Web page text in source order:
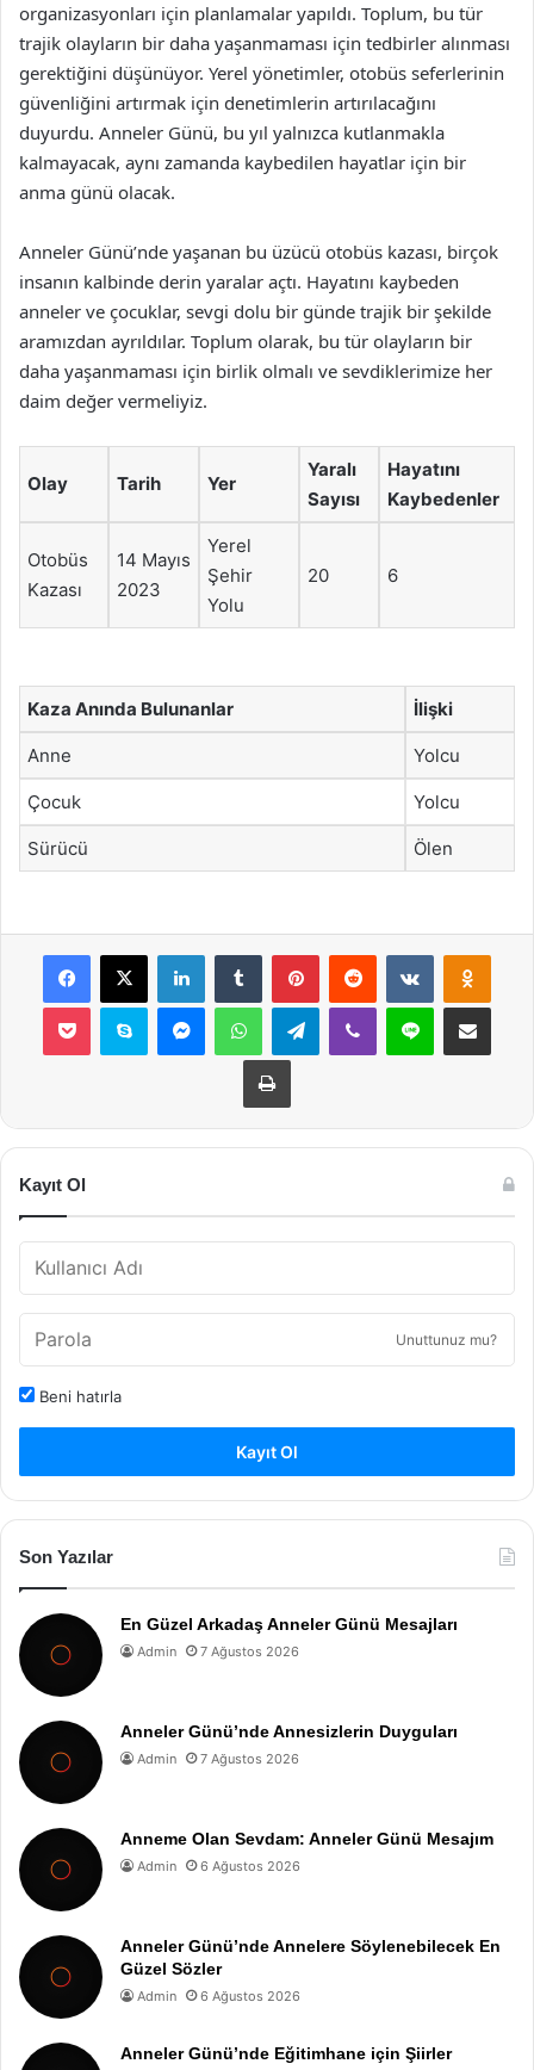
organizasyonları için planlamalar yapıldı. Toplum, bu tür
trajik olayların bir daha yaşanmaması için tedbirler alınması
gerektiğini düşünüyor. Yerel yönetimler, otobüs seferlerinin
güvenliğini artırmak için denetimlerin artırılacağını
duyurdu. Anneler Günü, bu yıl yalnızca kutlanmakla
kalmayacak, aynı zamanda kaybedilen hayatlar için bir
anma günü olacak.
Anneler Günü’nde yaşanan bu üzücü otobüs kazası, birçok
insanın kalbinde derin yaralar açtı. Hayatını kaybeden
anneler ve çocuklar, sevgi dolu bir günde trajik bir şekilde
aramızdan ayrıldılar. Toplum olarak, bu tür olayların bir
daha yaşanmaması için birlik olmalı ve sevdiklerimize her
daim değer vermeliyiz.
Olay Tarih Yer
Yaralı
Sayısı
Hayatını
Kaybedenler
Otobüs
Kazası
14 Mayıs
2023
Yerel
Şehir
Yolu
20 6
Kaza Anında Bulunanlar İlişki
Anne Yolcu
Çocuk Yolcu
Sürücü Ölen
Facebook
X LinkedInTumblr PinterestReddit VKontakte
Pocket Skype MessengerWhatsAppTelegramViber Line E-Posta ile
Yazdır
Kayıt Ol
Unuttunuz mu?
Beni hatırla
Kayıt Ol
Son Yazılar
En Güzel Arkadaş Anneler Günü Mesajları
Admin 7 Ağustos 2026
Anneler Günü’nde Annesizlerin Duyguları
Admin 7 Ağustos 2026
Anneme Olan Sevdam: Anneler Günü Mesajım
Admin 6 Ağustos 2026
Anneler Günü’nde Annelere Söylenebilecek En
Güzel Sözler
Admin 6 Ağustos 2026
Anneler Günü’nde Eğitimhane için Şiirler